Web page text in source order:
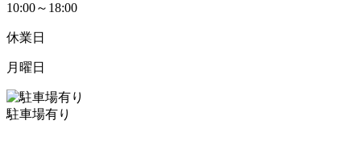
10:00～18:00
休業日
月曜日
駐車場有り